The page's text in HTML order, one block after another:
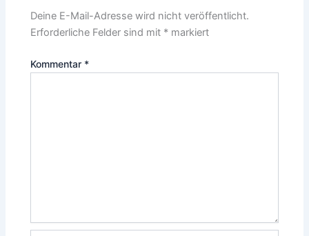
Deine E-Mail-Adresse wird nicht veröffentlicht.
Erforderliche Felder sind mit * markiert
Kommentar *